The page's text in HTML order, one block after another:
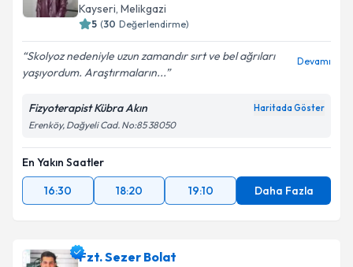
Kayseri, Melikgazi
5 (30 Değerlendirme)
Skolyoz nedeniyle uzun zamandır sırt ve bel ağrıları
yaşıyordum. Araştırmaların...
Devamı
Fizyoterapist Kübra Akın Haritada Göster
Erenköy, Dağyeli Cad. No:85 38050
En Yakın Saatler
16:30
18:20 19:10 Daha Fazla
Fzt. Sezer Bolat